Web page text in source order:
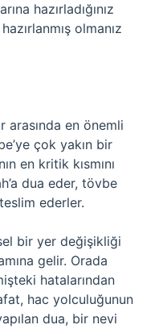
hazırladığınız
olmanız
arasında en önemli
çok yakın bir
en kritik kısmını
dua eder, tövbe
ederler.
bir yer değişikliği
gelir. Orada
hatalarından
hac yolculuğunun
dua, bir nevi